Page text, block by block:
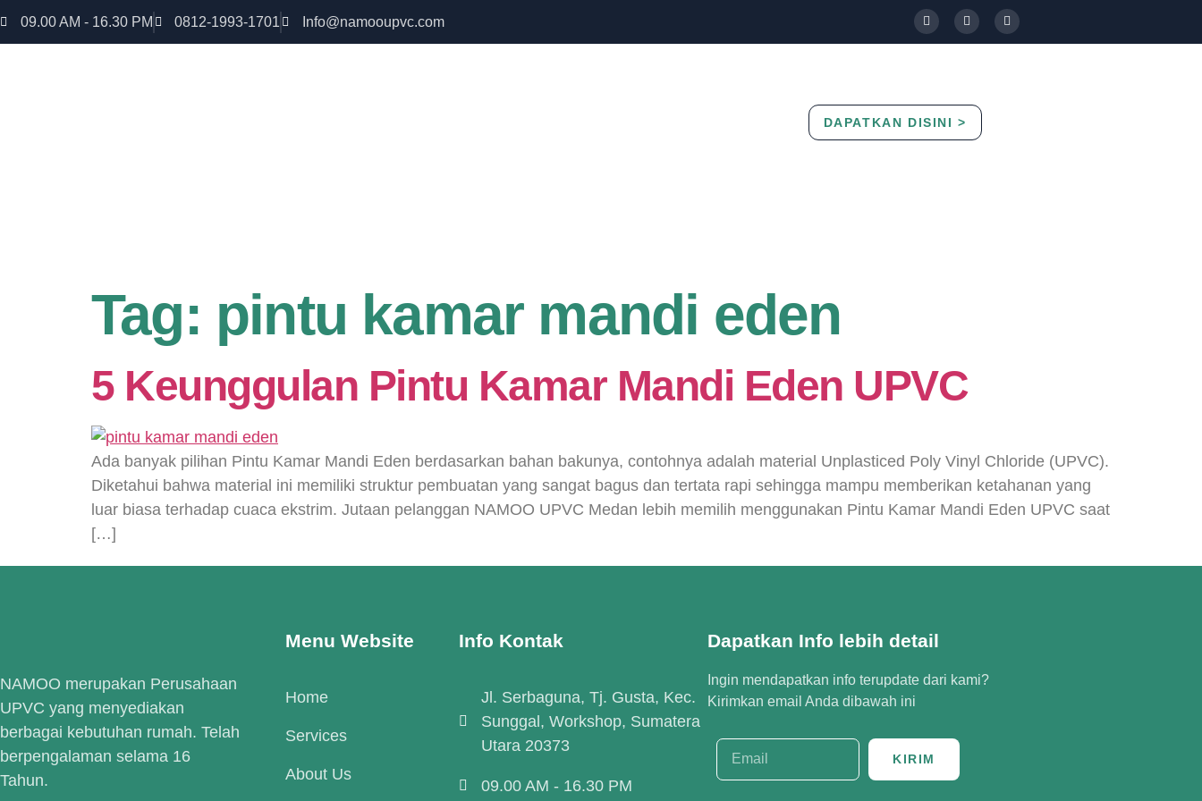
09.00 AM - 16.30 PM 0812-1993-1701 Info@namooupvc.com
DAPATKAN DISINI >
Tag: pintu kamar mandi eden
5 Keunggulan Pintu Kamar Mandi Eden UPVC
Ada banyak pilihan Pintu Kamar Mandi Eden berdasarkan bahan bakunya, contohnya adalah material Unplasticed Poly Vinyl Chloride (UPVC).
Diketahui bahwa material ini memiliki struktur pembuatan yang sangat bagus dan tertata rapi sehingga mampu memberikan ketahanan yang
luar biasa terhadap cuaca ekstrim. Jutaan pelanggan NAMOO UPVC Medan lebih memilih menggunakan Pintu Kamar Mandi Eden UPVC saat
[…]
NAMOO merupakan Perusahaan
UPVC yang menyediakan
berbagai kebutuhan rumah. Telah
berpengalaman selama 16
Tahun.
Menu Website
Home
Services
About Us
Info Kontak
Jl. Serbaguna, Tj. Gusta, Kec.
Sunggal, Workshop, Sumatera
Utara 20373
09.00 AM - 16.30 PM
Dapatkan Info lebih detail
Ingin mendapatkan info terupdate dari kami?
Kirimkan email Anda dibawah ini
KIRIM